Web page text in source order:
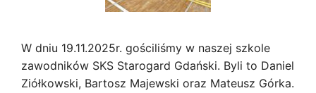
W dniu 19.11.2025r. gościliśmy w naszej szkole
zawodników SKS Starogard Gdański. Byli to Daniel
Ziółkowski, Bartosz Majewski oraz Mateusz Górka.